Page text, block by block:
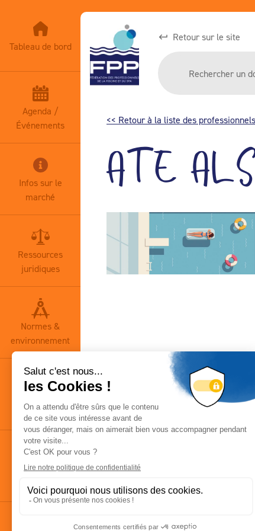
Tableau de bord
Agenda /
Événements
Infos sur le
marché
Ressources
juridiques
Normes &
environnement
documentaire
Retour sur le site
<< Retour à la liste des professionnels
ATE